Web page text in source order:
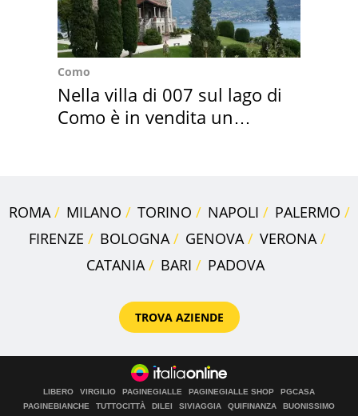
Como
Nella villa di 007 sul lago di
Como è in vendita un
ROMA MILANO TORINO NAPOLI
PALERMO
FIRENZE
BOLOGNA GENOVA
VERONA
CATANIA
BARI PADOVA
TROVA AZIENDE
LIBERO VIRGILIO PAGINEGIALLE PAGINEGIALLE SHOP
PGCASA
PAGINEBIANCHE
TUTTOCITTÀ DILEI SIVIAGGIA QUIFINANZA
BUONISSIMO